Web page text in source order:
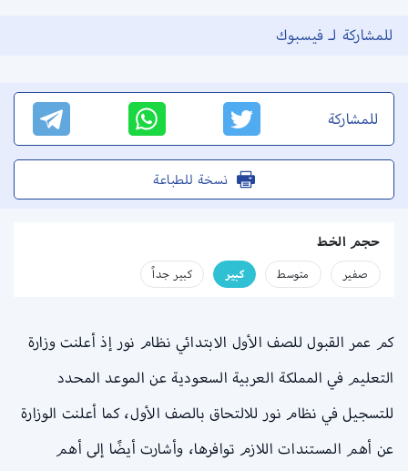
للمشاركة لـ فيسبوك
للمشاركة
نسخة للطباعة
حجم الخط
صفير متوسط كبير كبير جداً
كم عمر القبول للصف الأول الابتدائي نظام نور إذ أعلنت وزارة
التعليم في المملكة العربية السعودية عن الموعد المحدد
للتسجيل في نظام نور للالتحاق بالصف الأول، كما أعلنت الوزارة
عن أهم المستندات اللازم توافرها، وأشارت أيضًا إلى أهم